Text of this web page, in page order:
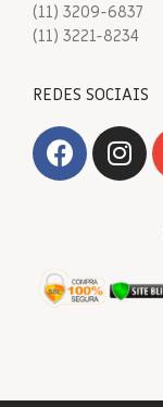
(11) 3209-6837
(11) 3221-8234
REDES SOCIAIS